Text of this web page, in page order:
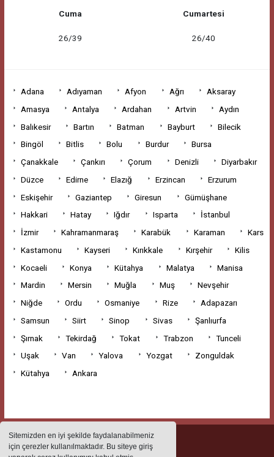
Sitemizden en iyi şekilde faydalanabilmeniz
için çerezler kullanılmaktadır. Bu siteye giriş
Cuma
26/39
Cumartesi
26/40
Adana Adıyaman Afyon Ağrı
Aksaray
Amasya
Antalya Ardahan Artvin
Aydın
Balıkesir
Bartın Batman Bayburt
Bilecik
Bingöl
Bitlis Bolu Burdur
Bursa
Çanakkale
Çankırı Çorum Denizli
Diyarbakır
Düzce
Edirne Elazığ Erzincan
Erzurum
Eskişehir
Gaziantep Giresun
Gümüşhane
Hakkari
Hatay Iğdır Isparta
İstanbul
İzmir
Kahramanmaraş Karabük Karaman
Kars
Kastamonu
Kayseri Kırıkkale Kırşehir
Kilis
Kocaeli
Konya Kütahya Malatya
Manisa
Mardin
Mersin Muğla Muş
Nevşehir
Niğde
Ordu Osmaniye Rize
Adapazarı
Samsun
Siirt Sinop Sivas
Şanlıurfa
Şırnak
Tekirdağ Tokat Trabzon
Tunceli
Uşak
Van Yalova Yozgat
Zonguldak
Kütahya
Ankara